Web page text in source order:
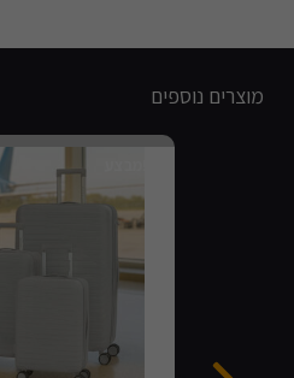
מוצרים נוספים